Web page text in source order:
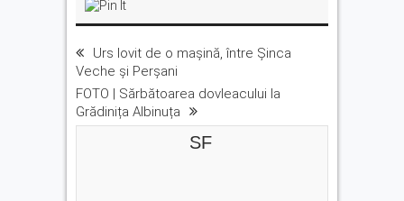
Urs lovit de o mașină, între Șinca
Veche și Perșani
FOTO | Sărbătoarea dovleacului la
Grădinița Albinuța
SF